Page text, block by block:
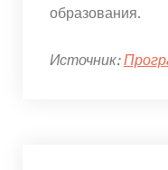
образования.
Источник: